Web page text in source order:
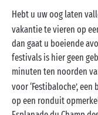
Hebt u uw oog laten
vakantie te vieren op
dan gaat u boeiende
festivals is hier geen
minuten ten noorden
voor ‘Festibaloche’,
op een ronduit